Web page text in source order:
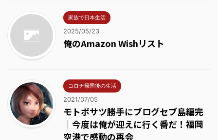
家族で日本生活
2025/05/23
俺のAmazon Wishリスト
コロナ帰国後の生活
2021/07/05
モトボサツ勝手にブログセブ島編完
｜今度は俺が迎えに行く番だ！福岡
空港で感動の再会